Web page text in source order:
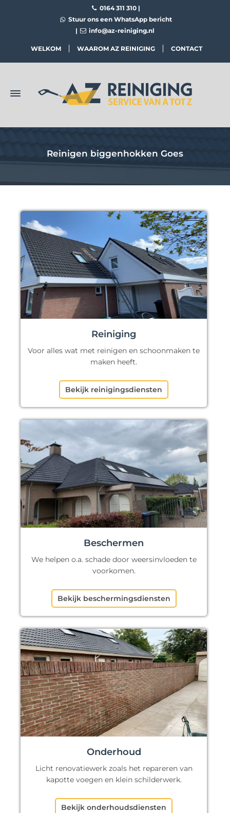
0164 311 310 |
Stuur ons een WhatsApp bericht
|
info@az-reiniging.nl
WELKOM WAAROM AZ REINIGING CONTACT
Reinigen biggenhokken Goes
Reiniging
Voor alles wat met reinigen en schoonmaken te
maken heeft.
Bekijk reinigingsdiensten
Beschermen
We helpen o.a. schade door weersinvloeden te
voorkomen.
Bekijk beschermingsdiensten
Onderhoud
Licht renovatiewerk zoals het repareren van
kapotte voegen en klein schilderwerk.
Bekijk onderhoudsdiensten